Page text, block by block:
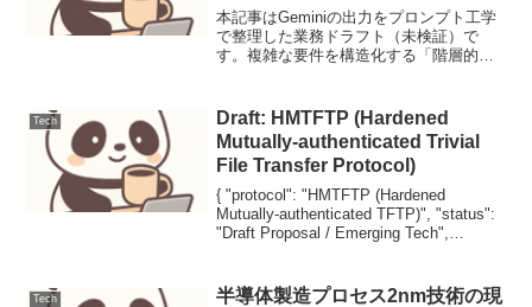
本記事はGeminiの出力をプロンプト工学
で整理した業務ドラフト（未検証）で
す。複雑な要件を構造化する「階層的コ
会議録から「ビジネス要件定義書」を生
成する。高密度な情報...
Tech
Draft: HMTFTP (Hardened
Mutually-authenticated Trivial
File Transfer Protocol)
{ "protocol": "HMTFTP (Hardened
Mutually-authenticated TFTP)", "status":
"Draft Proposal / Emerging Tech",
Tech
半導体製造プロセス2nm技術の現